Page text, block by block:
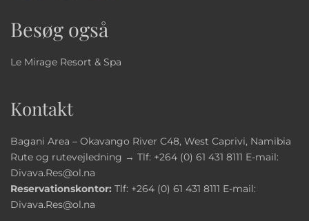
Besøg også
Le Mirage Resort & Spa
Kontakt
Bagani Area – Okavango River C48, West Caprivi, Namibia
Rute og rutevejledning → Tlf: +264 (0) 61 431 8111 E-mail:
Divava.Res@ol.na
Reservationskontor: Tlf: +264 (0) 61 431 8111 E-mail:
Divava.Res@ol.na